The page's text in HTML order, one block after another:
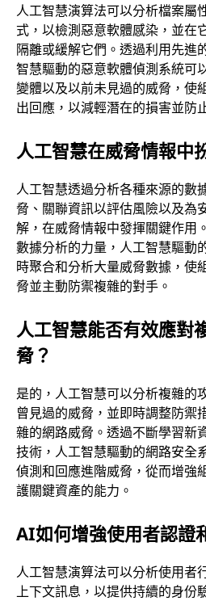
人工智慧演算法可以分析檔案屬
式，以檢測惡意軟體感染，並在
隔離或緩解它們。透過利用先進
智慧驅動的惡意軟體偵測系統可
變體以及以前未見過的威脅，使
出回應，以減輕潛在的損害並防
人工智慧在威脅情報中
人工智慧透過分析各種來源的數
脅、關聯資訊以評估風險以及為
解，在威脅情報中發揮關鍵作用
數據分析的力量，人工智慧驅動
時聚合和分析大量威脅數據，使
脅並主動防禦複雜的對手。
人工智慧能否有效應對
脅？
是的，人工智慧可以分析複雜的
曾見過的威脅，並即時調整防禦
雜的網路威脅。透過不斷學習新
技術，人工智慧驅動的網路安全
偵測和回應進階威脅，從而增強
護關鍵資產的能力。
AI如何增強使用者認證
人工智慧演算法可以分析使用者
上下文訊息，以提供持續的身份